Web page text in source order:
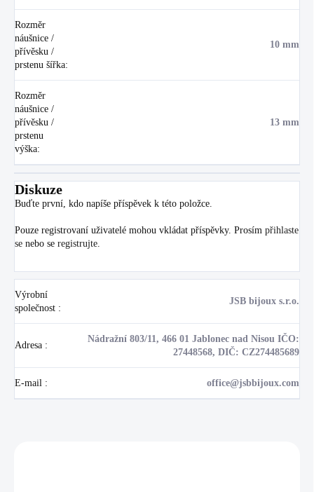
Rozměr
náušnice /
přívěsku /
prstenu šířka:
10 mm
Rozměr
náušnice /
přívěsku /
prstenu
výška:
13 mm
Diskuze
Buďte první, kdo napíše příspěvek k této položce.
Pouze registrovaní uživatelé mohou vkládat příspěvky. Prosím přihlaste
se nebo se registrujte
Výrobní
společnost :
JSB bijoux s.r.o.
Adresa :
Nádražní 803/11, 466 01 Jablonec nad Nisou IČO:
27448568, DIČ: CZ274485689
E-mail : office@jsbbijoux.com